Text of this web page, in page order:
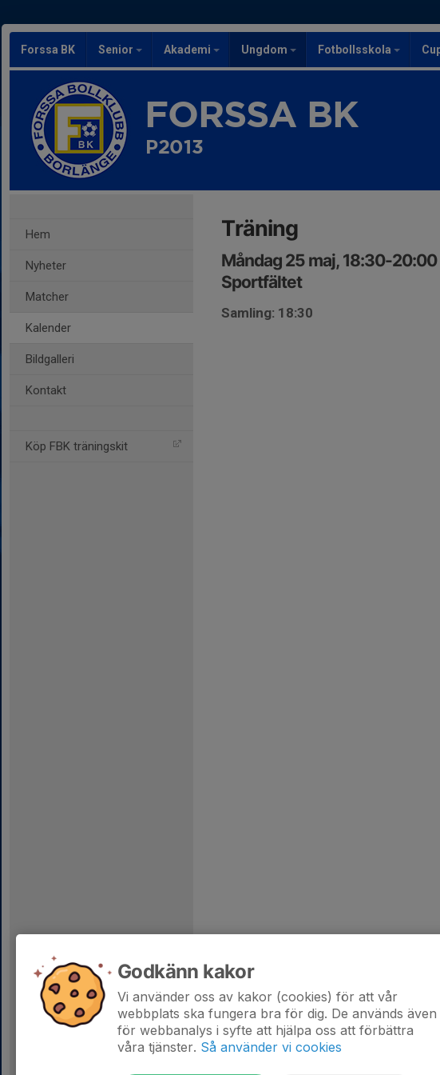
Forssa BK Senior Akademi Ungdom Fotbollsskola
FORSSA BK
P2013
Hem
Nyheter
Matcher
Kalender
Bildgalleri
Kontakt
Köp FBK träningskit
Träning
Måndag 25 maj, 18:30-20:00
Sportfältet
Samling: 18:30
Godkänn kakor
Vi använder oss av kakor (cookies) för att vår
webbplats ska fungera bra för dig. De används även
för webbanalys i syfte att hjälpa oss att förbättra
våra tjänster. Så använder vi cookies